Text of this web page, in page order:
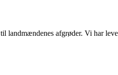
landmændenes afgrøder. Vi har